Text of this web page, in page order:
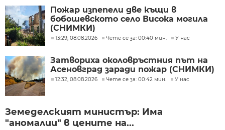
Пожар изпепели две къщи в
бобошевското село Висока могила
(СНИМКИ)
13:29, 08.08.2026 Чете се за: 00:40 мин. У нас
Затвориха околовръстния път на
Асеновград заради пожар (СНИМКИ)
12:32, 08.08.2026 Чете се за: 00:42 мин. У нас
Земеделският министър: Има
"аномалии" в цените на...